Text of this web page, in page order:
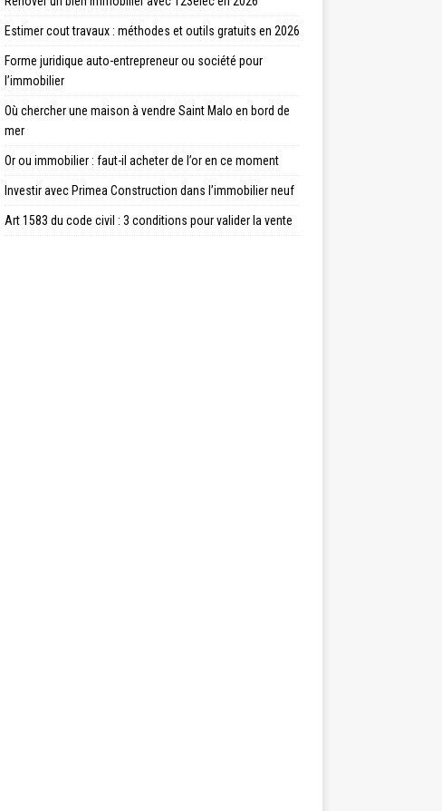
Estimer cout travaux : méthodes et outils gratuits en 2026
Forme juridique auto-entrepreneur ou société pour
l’immobilier
Où chercher une maison à vendre Saint Malo en bord de
mer
Or ou immobilier : faut-il acheter de l’or en ce moment
Investir avec Primea Construction dans l’immobilier neuf
Art 1583 du code civil : 3 conditions pour valider la vente